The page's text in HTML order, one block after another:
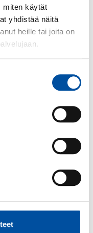
miten käytät
yhdistää näitä
heille tai joita on
nimikesuojausta
ja